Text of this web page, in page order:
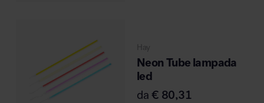
Hay
Neon Tube lampada
led
da€ 80,31